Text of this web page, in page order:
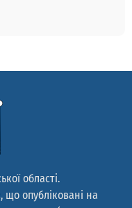
області.
що опубліковані на